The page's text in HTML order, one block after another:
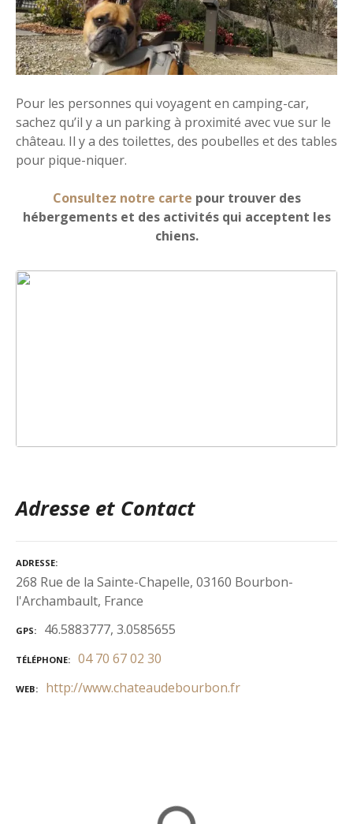
Pour les personnes qui voyagent en camping-car,
sachez qu’il y a un parking à proximité avec vue sur le
château. Il y a des toilettes, des poubelles et des tables
pour pique-niquer.
Consultez notre carte pour trouver des
hébergements et des activités qui acceptent les
chiens.
Adresse et Contact
ADRESSE
268 Rue de la Sainte-Chapelle, 03160 Bourbon-
l'Archambault, France
GPS 46.5883777, 3.0585655
TÉLÉPHONE 04 70 67 02 30
WEB http://www.chateaudebourbon.fr